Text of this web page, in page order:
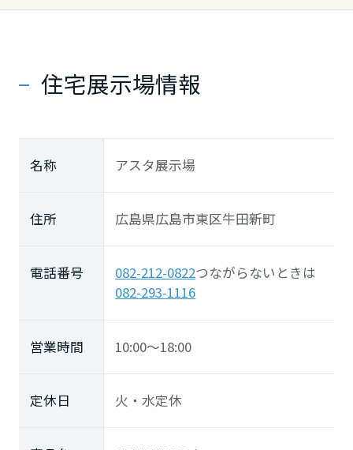
住宅展示場情報
名称 アスタ展示場
住所 広島県広島市東区牛田新町
電話番号 082-212-0822つながらないときは
082-293-1116
営業時間 10:00～18:00
定休日 火・水定休